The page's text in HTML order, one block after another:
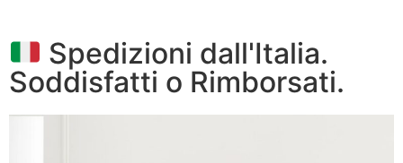
Spedizioni dall'Italia.
Soddisfatti o Rimborsati.